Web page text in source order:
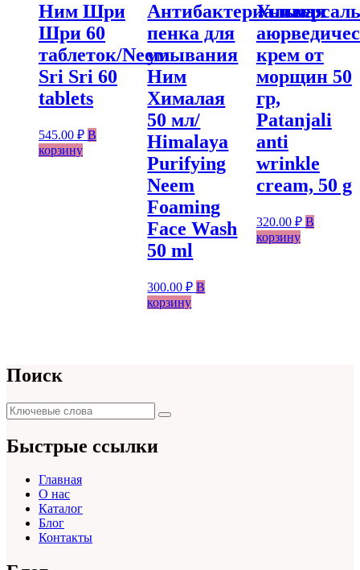
Ним Шри
Шри 60
таблеток/Neem
Sri Sri 60
tablets
545.00 ₽ В
корзину
Антибактериальная
пенка для
умывания
Ним
Хималая
50 мл/
Himalaya
Purifying
Neem
Foaming
Face Wash
50 ml
300.00₽ В
корзину
крем от
морщин 50
гр,
Patanjali
anti
wrinkle
cream, 50 g
320.00 ₽ В
корзину
Поиск
Поиск
для:
Поиск
Быстрые ссылки
Главная
О нас
Каталог
Блог
Контакты